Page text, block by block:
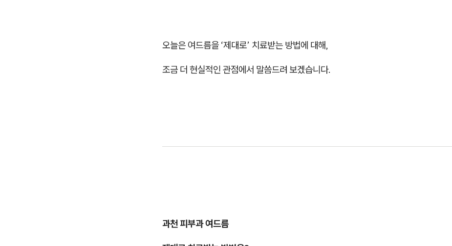
오늘은 여드름을 ‘제대로’ 치료받는 방법에 대해,
조금 더 현실적인 관점에서 말씀드려 보겠습니다.
과천 피부과 여드름